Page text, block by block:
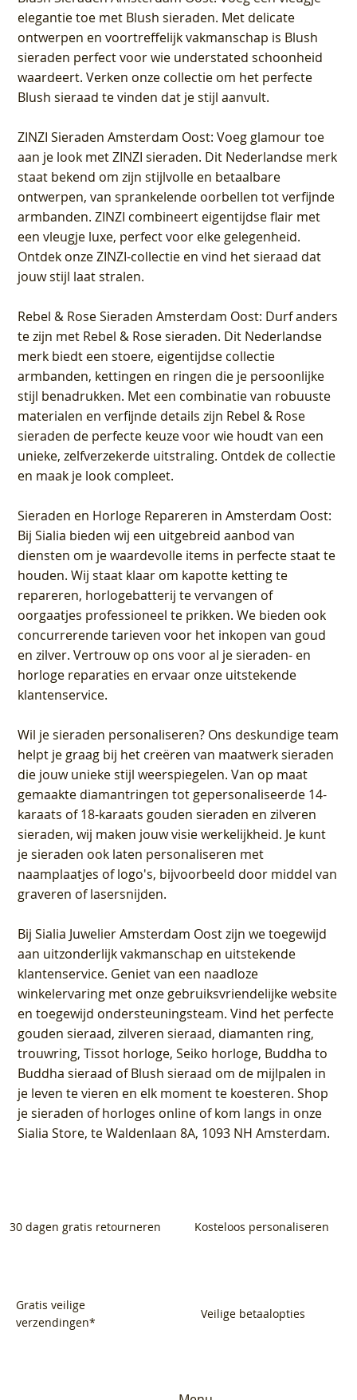
elegantie toe met Blush sieraden. Met delicate
ontwerpen en voortreffelijk vakmanschap is Blush
sieraden perfect voor wie understated schoonheid
waardeert. Verken onze collectie om het perfecte
Blush sieraad te vinden dat je stijl aanvult.
ZINZI Sieraden Amsterdam Oost: Voeg glamour toe
aan je look met ZINZI sieraden. Dit Nederlandse merk
staat bekend om zijn stijlvolle en betaalbare
ontwerpen, van sprankelende oorbellen tot verfijnde
armbanden. ZINZI combineert eigentijdse flair met
een vleugje luxe, perfect voor elke gelegenheid.
Ontdek onze ZINZI-collectie en vind het sieraad dat
jouw stijl laat stralen.
Rebel & Rose Sieraden Amsterdam Oost: Durf anders
te zijn met Rebel & Rose sieraden. Dit Nederlandse
merk biedt een stoere, eigentijdse collectie
armbanden, kettingen en ringen die je persoonlijke
stijl benadrukken. Met een combinatie van robuuste
materialen en verfijnde details zijn Rebel & Rose
sieraden de perfecte keuze voor wie houdt van een
unieke, zelfverzekerde uitstraling. Ontdek de collectie
en maak je look compleet.
Sieraden en Horloge Repareren in Amsterdam Oost:
Bij Sialia bieden wij een uitgebreid aanbod van
diensten om je waardevolle items in perfecte staat te
houden. Wij staat klaar om kapotte ketting te
repareren, horlogebatterij te vervangen of
oorgaatjes professioneel te prikken. We bieden ook
concurrerende tarieven voor het inkopen van goud
en zilver. Vertrouw op ons voor al je sieraden- en
horloge reparaties en ervaar onze uitstekende
klantenservice.
Wil je sieraden personaliseren? Ons deskundige team
helpt je graag bij het creëren van maatwerk sieraden
die jouw unieke stijl weerspiegelen. Van op maat
gemaakte diamantringen tot gepersonaliseerde 14-
karaats of 18-karaats gouden sieraden en zilveren
sieraden, wij maken jouw visie werkelijkheid. Je kunt
je sieraden ook laten personaliseren met
naamplaatjes of logo's, bijvoorbeeld door middel van
graveren of lasersnijden.
BijSialia Juwelier Amsterdam Oostzijn we toegewijd
aan uitzonderlijk vakmanschap en uitstekende
klantenservice. Geniet van een naadloze
winkelervaring met onze gebruiksvriendelijke website
en toegewijd ondersteuningsteam. Vind het perfecte
gouden sieraad, zilveren sieraad, diamanten ring,
trouwring, Tissot horloge, Seiko horloge, Buddha to
Buddha sieraad of Blush sieraad om de mijlpalen in
je leven te vieren en elk moment te koesteren. Shop
je sieraden of horloges online of kom langs in onze
Sialia Store, te Waldenlaan 8A, 1093 NH Amsterdam.
30 dagen gratis retourneren Kosteloos personaliseren
Gratis veilige
verzendingen*
Veilige betaalopties